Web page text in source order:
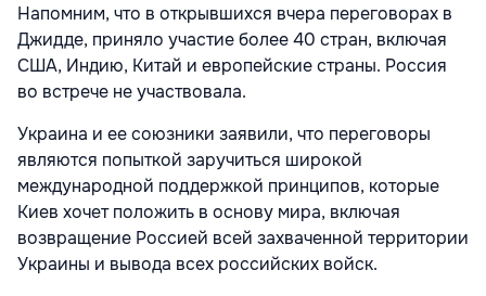
Напомним, что в открывшихся вчера переговорах в
Джидде, приняло участие более 40 стран, включая
США, Индию, Китай и европейские страны. Россия
во встрече не участвовала.
Украина и ее союзники заявили, что переговоры
являются попыткой заручиться широкой
международной поддержкой принципов, которые
Киев хочет положить в основу мира, включая
возвращение Россией всей захваченной территории
Украины и вывода всех российских войск.